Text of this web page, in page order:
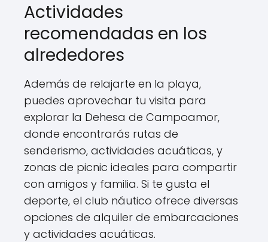
Actividades
recomendadas en los
alrededores
Además de relajarte en la playa,
puedes aprovechar tu visita para
explorar la Dehesa de Campoamor,
donde encontrarás rutas de
senderismo, actividades acuáticas, y
zonas de picnic ideales para compartir
con amigos y familia. Si te gusta el
deporte, el club náutico ofrece diversas
opciones de alquiler de embarcaciones
y actividades acuáticas.